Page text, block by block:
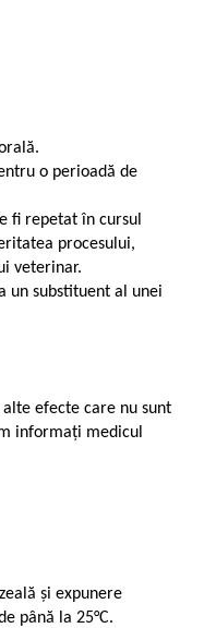
o perioadă de
fi repetat în cursul
procesului,
veterinar.
un substituent al unei
efecte care nu sunt
informaţi medicul
și expunere
până la 25°C.